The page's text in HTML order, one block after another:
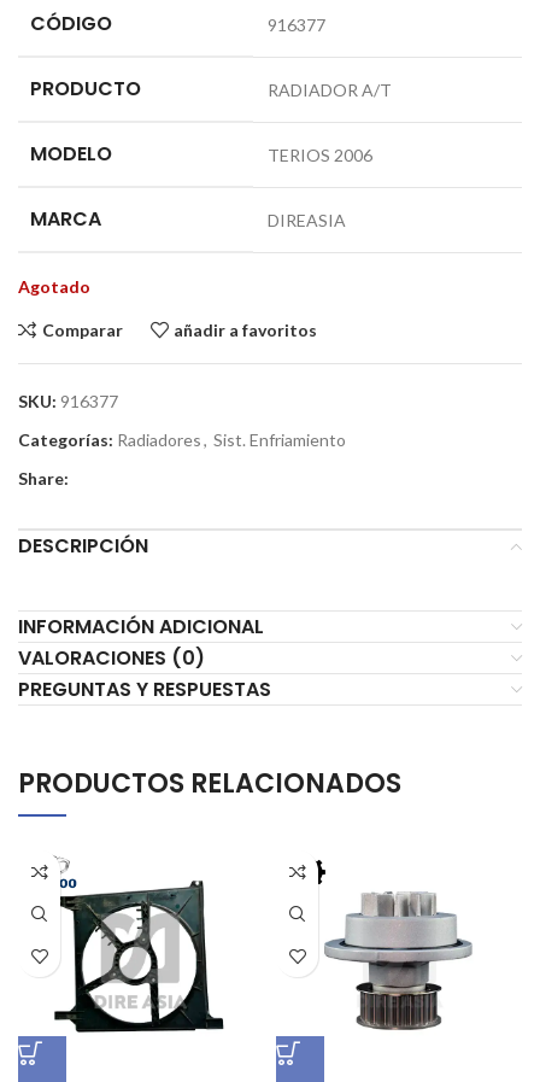
CÓDIGO 916377
PRODUCTO RADIADOR A/T
MODELO TERIOS 2006
MARCA DIREASIA
Agotado
Comparar añadir a favoritos
SKU: 916377
Categorías: Radiadores, Sist. Enfriamiento
Share:
DESCRIPCIÓN
INFORMACIÓN ADICIONAL
VALORACIONES (0)
PREGUNTAS Y RESPUESTAS
PRODUCTOS RELACIONADOS